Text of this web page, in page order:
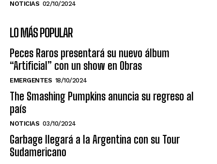
NOTICIAS 02/10/2024
LO MÁS POPULAR
Peces Raros presentará su nuevo álbum
“Artificial” con un show en Obras
EMERGENTES 18/10/2024
The Smashing Pumpkins anuncia su regreso al
país
NOTICIAS 03/10/2024
Garbage llegará a la Argentina con su Tour
Sudamericano